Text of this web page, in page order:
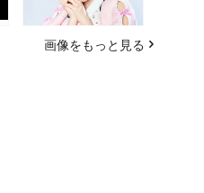
画像をもっと見る